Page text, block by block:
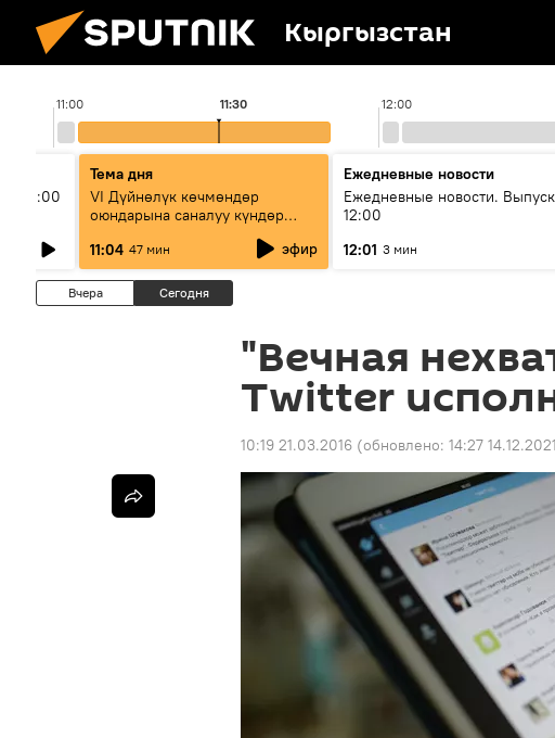
Кыргызстан
11:00 12:00
11:30
11:00
Тема дня
VI Дүйнөлүк көчмөндөр
оюндарына саналуу күндөр
калды: даярдык иштери кайсы
этапка жетти?
11:04 47 мин эфир
Ежедневные новости
Ежедневные новости. Выпуск
12:00
12:01 3 мин
Вчера Сегодня
"Вечная
Twitter
10:19 21.03.2016 (обновлено: 14:27 14.12.2021